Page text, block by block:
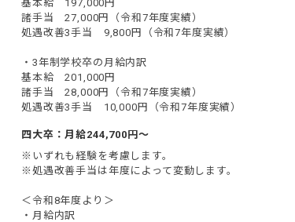
基本給　197,000円
諸手当　27,000円（令和7年度実績）
処遇改善3手当　9,800円（令和7年度実績）
・3年制学校卒の月給内訳
基本給　201,000円
諸手当　28,000円（令和7年度実績）
処遇改善3手当　10,000円（令和7年度実績）
四大卒：月給244,700円～
※いずれも経験を考慮します。
※処遇改善手当は年度によって変動します。
＜令和8年度より＞
・月給内訳